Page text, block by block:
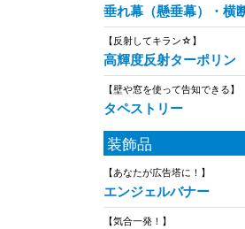
垂れ幕（懸垂幕）・横
【反射してキラン☆】
高輝度反射ターポリン
【壁や窓を使って告知できる】
タペストリー
装飾品
【あなたが広告塔に！】
エンジェルバナー
【気合一発！】